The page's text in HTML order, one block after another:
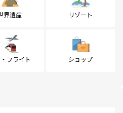
界遺産 リゾート
フライト ショップ